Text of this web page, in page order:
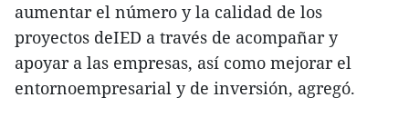
aumentar el número y la calidad de los
proyectos deIED a través de acompañar y
apoyar a las empresas, así como mejorar el
entornoempresarial y de inversión, agregó.